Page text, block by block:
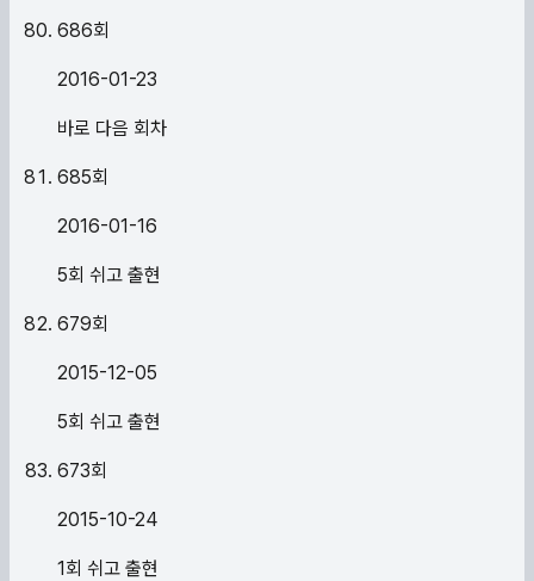
686회
2016-01-23
바로 다음 회차
685회
2016-01-16
5회 쉬고 출현
679회
2015-12-05
5회 쉬고 출현
673회
2015-10-24
1회 쉬고 출현